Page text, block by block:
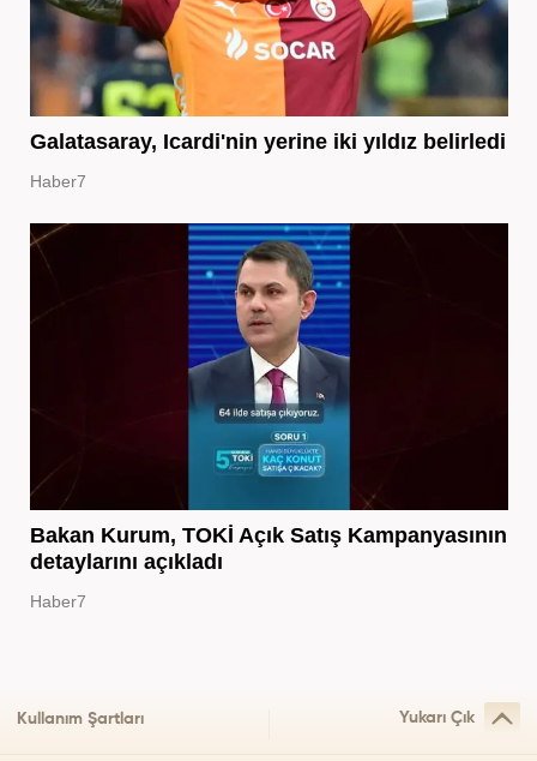
Galatasaray, Icardi'nin yerine iki yıldız belirledi
Haber7
Bakan Kurum, TOKİ Açık Satış Kampanyasının
detaylarını açıkladı
Haber7
Kullanım Şartları Yukarı Çık